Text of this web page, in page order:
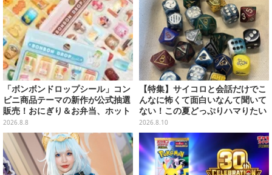
「ボンボンドロップシール」コン
ビニ商品テーマの新作が公式抽選
販売！おにぎり＆お弁当、ホット
スナックなど4種セット
2026.8.8
【特集】サイコロと会話だけでこ
んなに怖くて面白いなんて聞いて
ない！この夏どっぷりハマりたい
TRPG・マダミス初心者向けおす
すめ5選
2026.8.10